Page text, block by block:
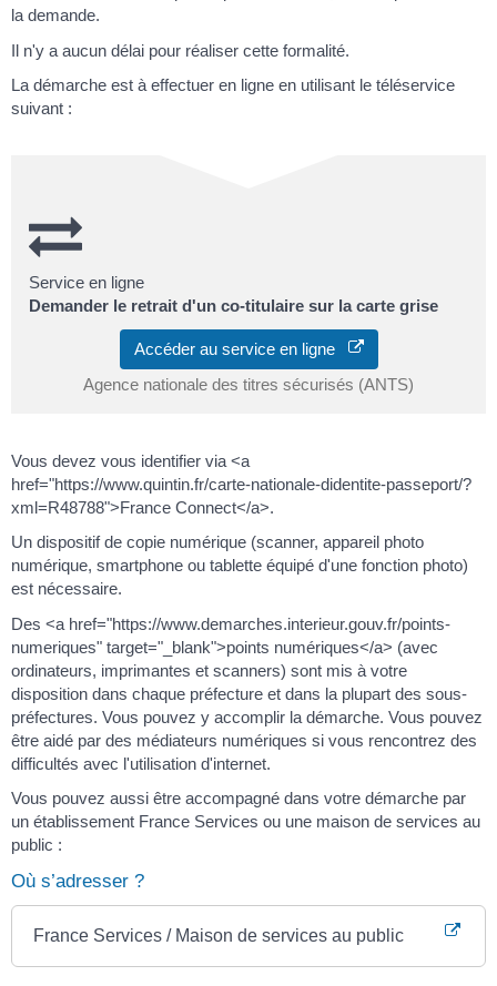
la demande.
Il n'y a aucun délai pour réaliser cette formalité.
La démarche est à effectuer en ligne en utilisant le téléservice
suivant :
Service en ligne
Demander le retrait d'un co-titulaire sur la carte grise
Accéder au service en ligne
Agence nationale des titres sécurisés (ANTS)
Vous devez vous identifier via <a
href="https://www.quintin.fr/carte-nationale-didentite-passeport/?
xml=R48788">France Connect</a>.
Un dispositif de copie numérique (scanner, appareil photo
numérique, smartphone ou tablette équipé d'une fonction photo)
est nécessaire.
Des <a href="https://www.demarches.interieur.gouv.fr/points-
numeriques" target="_blank">points numériques</a> (avec
ordinateurs, imprimantes et scanners) sont mis à votre
disposition dans chaque préfecture et dans la plupart des sous-
préfectures. Vous pouvez y accomplir la démarche. Vous pouvez
être aidé par des médiateurs numériques si vous rencontrez des
difficultés avec l'utilisation d'internet.
Vous pouvez aussi être accompagné dans votre démarche par
un établissement France Services ou une maison de services au
public :
Où s’adresser ?
France Services / Maison de services au public